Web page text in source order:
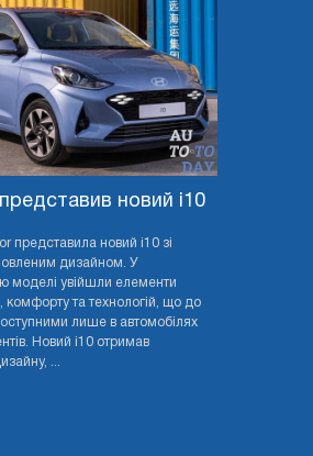
новий i10
представила новий i10 зі
дизайном. У
моделі увійшли елементи
комфорту та технологій, що до
лише в автомобілях
Новий i10 отримав
...